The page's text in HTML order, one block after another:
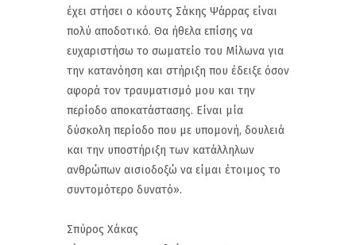
έχει στήσει ο κόουτς Σάκης Ψάρρας είναι
πολύ αποδοτικό. Θα ήθελα επίσης να
ευχαριστήσω το σωματείο του Μίλωνα για
την κατανόηση και στήριξη που έδειξε όσον
αφορά τον τραυματισμό μου και την
περίοδο αποκατάστασης. Είναι μία
δύσκολη περίοδο που με υπομονή, δουλειά
και την υποστήριξη των κατάλληλων
ανθρώπων αισιοδοξώ να είμαι έτοιμος το
συντομότερο δυνατό».
Σπύρος Χάκας